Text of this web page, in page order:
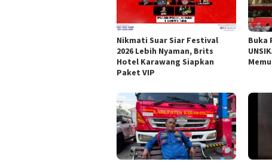
Nikmati Suar Siar Festival
2026 Lebih Nyaman, Brits
Hotel Karawang Siapkan
Paket VIP
Buka